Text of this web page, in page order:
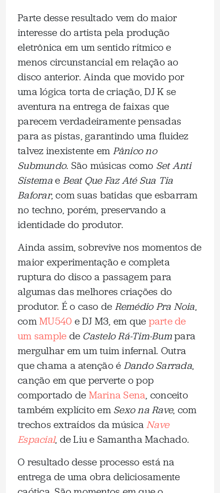
Parte desse resultado vem do maior
interesse do artista pela produção
eletrônica em um sentido rítmico e
menos circunstancial em relação ao
disco anterior. Ainda que movido por
uma lógica torta de criação, DJ K se
aventura na entrega de faixas que
parecem verdadeiramente pensadas
para as pistas, garantindo uma fluidez
talvez inexistente em Pânico no
Submundo. São músicas como Set Anti
Sistemae Beat Que Faz Até Sua Tia
Baforar, com suas batidas que esbarram
no techno, porém, preservando a
identidade do produtor.
Ainda assim, sobrevive nos momentos de
maior experimentação e completa
ruptura do disco a passagem para
algumas das melhores criações do
produtor. É o caso de Remédio Pra Noia,
comMU540 e DJ M3, em que parte de
um sample de Castelo Rá-Tim-Bumpara
mergulhar em um tuim infernal. Outra
que chama a atenção é Dando Sarrada,
canção em que perverte o pop
comportado de Marina Sena, conceito
também explícito em Sexo na Rave, com
trechos extraídos da músicaNave
Espacial, de Liu e Samantha Machado.
O resultado desse processo está na
entrega de uma obra deliciosamente